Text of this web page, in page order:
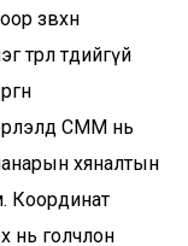
зөвхөн
төдийгүй
CMM нь
хяналтын
Координат
нь голчлон